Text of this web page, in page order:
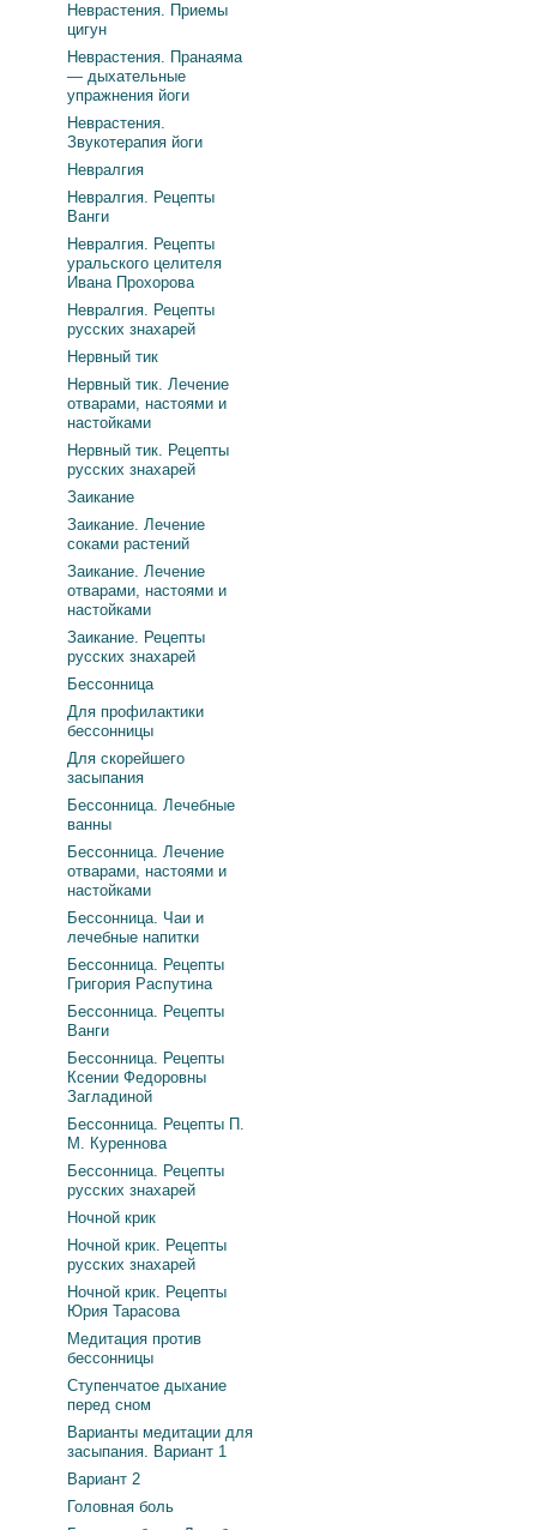
Неврастения. Приемы
цигун
Неврастения. Пранаяма
— дыхательные
упражнения йоги
Неврастения.
Звукотерапия йоги
Невралгия
Невралгия. Рецепты
Ванги
Невралгия. Рецепты
уральского целителя
Ивана Прохорова
Невралгия. Рецепты
русских знахарей
Нервный тик
Нервный тик. Лечение
отварами, настоями и
настойками
Нервный тик. Рецепты
русских знахарей
Заикание
Заикание. Лечение
соками растений
Заикание. Лечение
отварами, настоями и
настойками
Заикание. Рецепты
русских знахарей
Бессонница
Для профилактики
бессонницы
Для скорейшего
засыпания
Бессонница. Лечебные
ванны
Бессонница. Лечение
отварами, настоями и
настойками
Бессонница. Чаи и
лечебные напитки
Бессонница. Рецепты
Григория Распутина
Бессонница. Рецепты
Ванги
Бессонница. Рецепты
Ксении Федоровны
Загладиной
Бессонница. Рецепты П.
М. Куреннова
Бессонница. Рецепты
русских знахарей
Ночной крик
Ночной крик. Рецепты
русских знахарей
Ночной крик. Рецепты
Юрия Тарасова
Медитация против
бессонницы
Ступенчатое дыхание
перед сном
Варианты медитации для
засыпания. Вариант 1
Вариант 2
Головная боль